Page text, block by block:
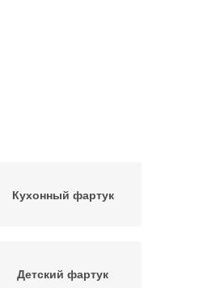
Кухонный фартук
Детский фартук